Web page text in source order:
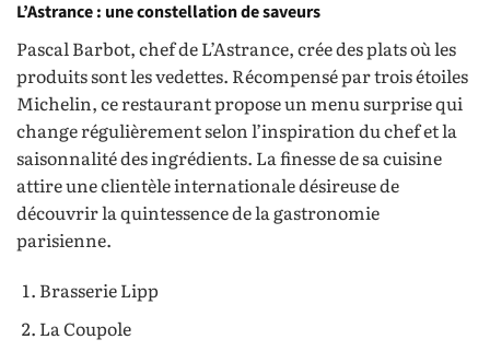
L’Astrance : une constellation de saveurs
Pascal Barbot, chef de L’Astrance, crée des plats où les
produits sont les vedettes. Récompensé par trois étoiles
Michelin, ce restaurant propose un menu surprise qui
change régulièrement selon l’inspiration du chef et la
saisonnalité des ingrédients. La finesse de sa cuisine
attire une clientèle internationale désireuse de
découvrir la quintessence de la gastronomie
parisienne.
Brasserie Lipp
La Coupole